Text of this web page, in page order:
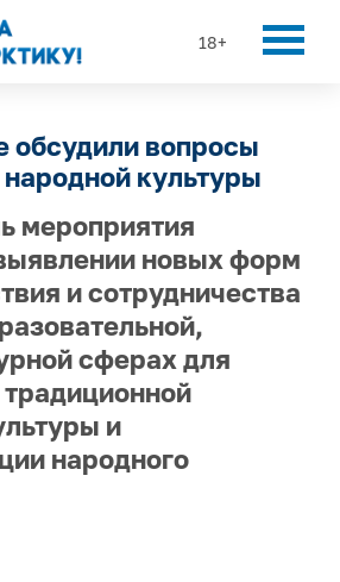
18+
обсудили вопросы
культуры
мероприятия
новых форм
и сотрудничества
сферах для
и
народного